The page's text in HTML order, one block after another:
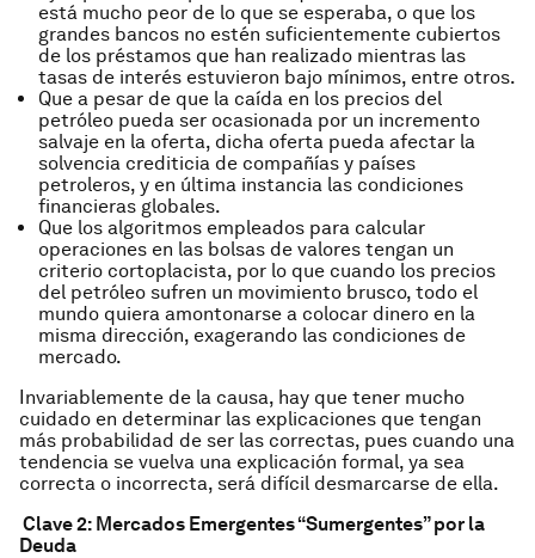
está mucho peor de lo que se esperaba, o que los
grandes bancos no estén suficientemente cubiertos
de los préstamos que han realizado mientras las
tasas de interés estuvieron bajo mínimos, entre otros.
Que a pesar de que la caída en los precios del
petróleo pueda ser ocasionada por un incremento
salvaje en la oferta, dicha oferta pueda afectar la
solvencia crediticia de compañías y países
petroleros, y en última instancia las condiciones
financieras globales.
Que los algoritmos empleados para calcular
operaciones en las bolsas de valores tengan un
criterio cortoplacista, por lo que cuando los precios
del petróleo sufren un movimiento brusco, todo el
mundo quiera amontonarse a colocar dinero en la
misma dirección, exagerando las condiciones de
mercado.
Invariablemente de la causa, hay que tener mucho
cuidado en determinar las explicaciones que tengan
más probabilidad de ser las correctas, pues cuando una
tendencia se vuelva una explicación formal, ya sea
correcta o incorrecta, será difícil desmarcarse de ella.
Clave 2: Mercados Emergentes “Sumergentes” por la
Deuda